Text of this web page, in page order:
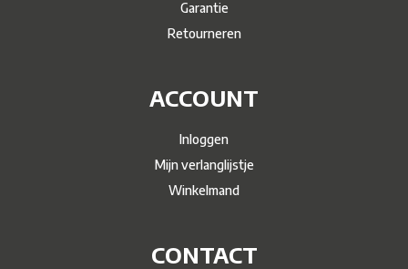
Garantie
Retourneren
ACCOUNT
Inloggen
Mijn verlanglijstje
Winkelmand
CONTACT